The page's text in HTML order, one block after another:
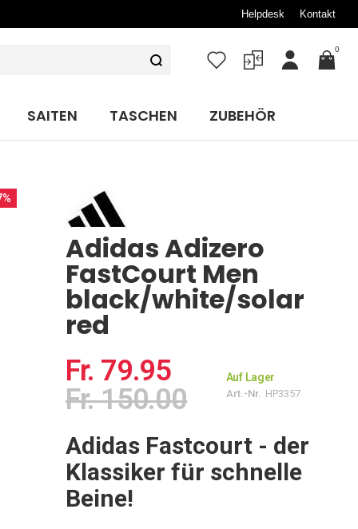
Helpdesk Kontakt
Mein
0
SAITEN TASCHEN ZUBEHÖR
Adidas Adizero
FastCourt Men
black/white/solar
red
Fr. 79.95
Fr. 150.00
Auf Lager
Art.-Nr. HP3357
Adidas Fastcourt - der
Klassiker für schnelle
Beine!